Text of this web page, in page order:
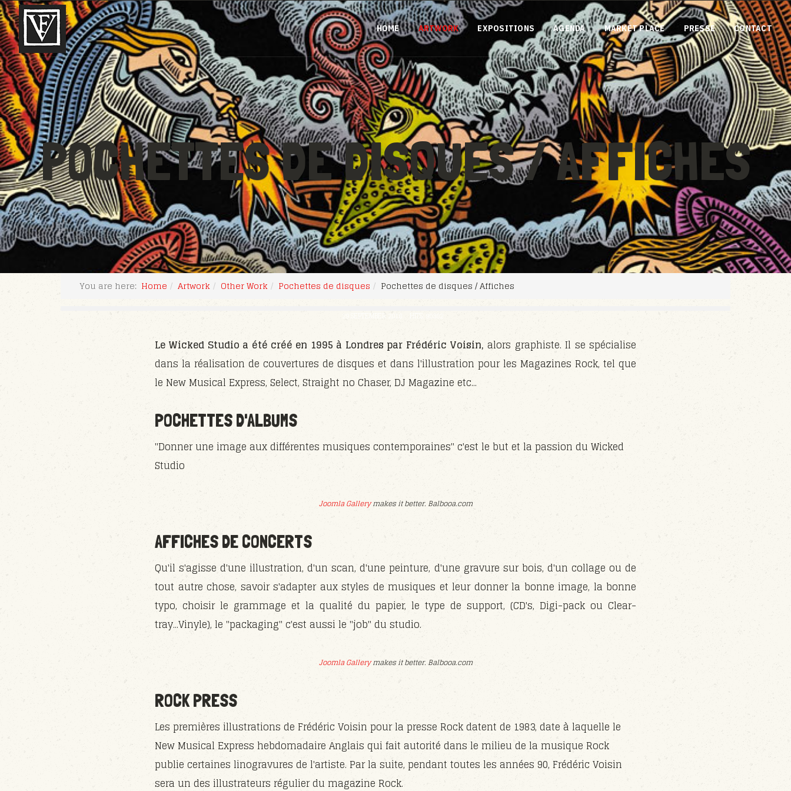
HOME ARTWORK EXPOSITIONS AGENDA MARKET PLACE PRESSE CONTACT
POCHETTES DE DISQUES / AFFICHES
You are here: Home Artwork Other Work Pochettes de disques Pochettes de disques / Affiches
29 SEPTEMBER 2018
Le Wicked Studio a été créé en 1995 à Londres par Frédéric Voisin, alors graphiste. Il se spécialise
dans la réalisation de couvertures de disques et dans l'illustration pour les Magazines Rock, tel que
le New Musical Express, Select, Straight no Chaser, DJ Magazine etc...
POCHETTES D'ALBUMS
"Donner une image aux différentes musiques contemporaines" c'est le but et la passion du Wicked
Studio
Joomla Gallerymakes it better. Balbooa.com
AFFICHES DE CONCERTS
Qu'il s'agisse d'une illustration, d'un scan, d'une peinture, d'une gravure sur bois, d'un collage ou de
tout autre chose, savoir s'adapter aux styles de musiques et leur donner la bonne image, la bonne
typo, choisir le grammage et la qualité du papier, le type de support, (CD's, Digi-pack ou Clear-
tray...Vinyle), le "packaging" c'est aussi le "job" du studio.
Joomla Gallerymakes it better. Balbooa.com
ROCK PRESS
Les premières illustrations de Frédéric Voisin pour la presse Rock datent de 1983, date à laquelle le
New Musical Express hebdomadaire Anglais qui fait autorité dans le milieu de la musique Rock
publie certaines linogravures de l'artiste. Par la suite, pendant toutes les années 90, Frédéric Voisin
sera un des illustrateurs régulier du magazine Rock.